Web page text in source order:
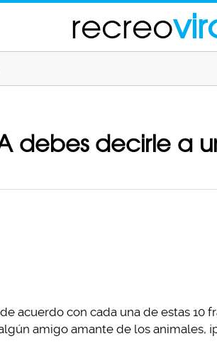
recreo
debes decirle a
acuerdo con cada una de estas 10
amigo amante de los animales,